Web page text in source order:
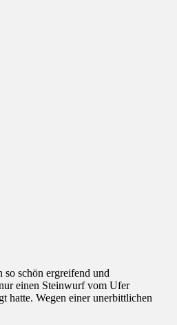
so schön ergreifend und
einen Steinwurf vom Ufer
hatte. Wegen einer unerbittlichen